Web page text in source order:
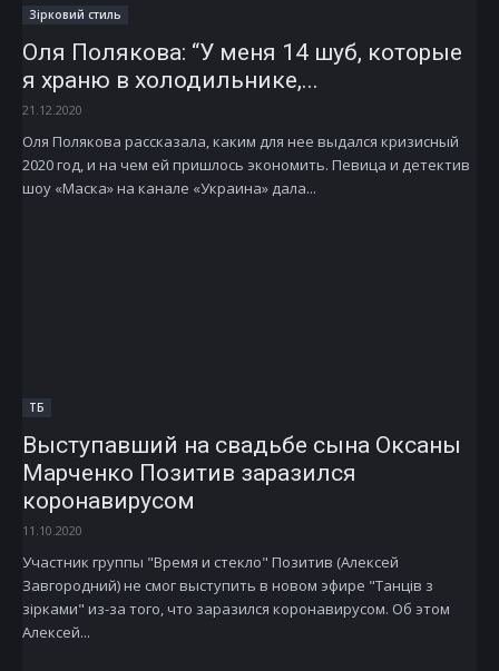
Зірковий стиль
Оля Полякова: “У меня 14 шуб, которые
я храню в холодильнике,...
21.12.2020
Оля Полякова рассказала, каким для нее выдался кризисный
2020 год, и на чем ей пришлось экономить. Певица и детектив
шоу «Маска» на канале «Украина» дала...
ТБ
Выступавший на свадьбе сына Оксаны
Марченко Позитив заразился
коронавирусом
11.10.2020
Участник группы "Время и стекло" Позитив (Алексей
Завгородний) не смог выступить в новом эфире "Танців з
зірками" из-за того, что заразился коронавирусом. Об этом
Алексей...